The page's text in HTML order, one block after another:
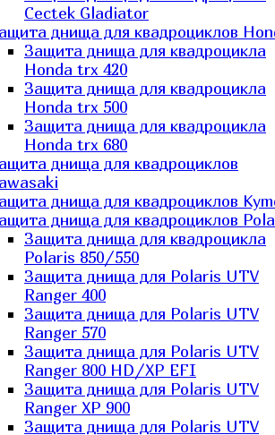
Cectek Gladiator
днища для квадроциклов
Защита днища для квадроцикла
Honda trx 420
Защита днища для квадроцикла
Honda trx 500
Защита днища для квадроцикла
Honda trx 680
днища для квадроциклов
днища для квадроциклов
днища для квадроциклов
Защита днища для квадроцикла
Polaris 850/550
Защита днища для Polaris UTV
Ranger 400
Защита днища для Polaris UTV
Ranger 570
Защита днища для Polaris UTV
Ranger 800 HD/XP EFI
Защита днища для Polaris UTV
Ranger XP 900
Защита днища для Polaris UTV